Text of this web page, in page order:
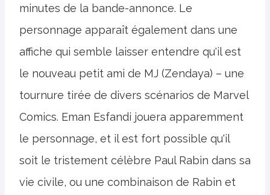
minutes de la bande-annonce. Le
personnage apparaît également dans une
affiche qui semble laisser entendre qu'il est
le nouveau petit ami de MJ (Zendaya) – une
tournure tirée de divers scénarios de Marvel
Comics. Eman Esfandi jouera apparemment
le personnage, et il est fort possible qu'il
soit le tristement célèbre Paul Rabin dans sa
vie civile, ou une combinaison de Rabin et